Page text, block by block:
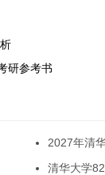
研参考书
2027年清
清华大学